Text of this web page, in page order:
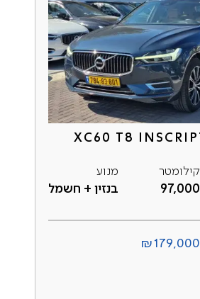
קילומטר
97,000
מנוע
בנזין + חשמל